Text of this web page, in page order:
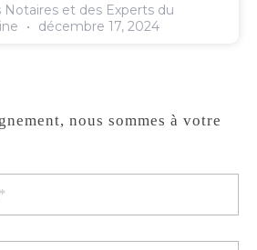
Notaires et des Experts du
décembre 17, 2024
nous sommes à votre